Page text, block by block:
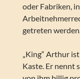
oder Fabriken,
getreten
„King“ Arthur
Kaste. Er nennt